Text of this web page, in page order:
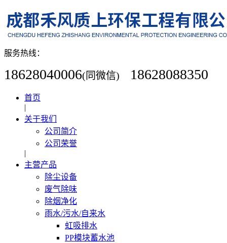
服务热线：
18628040006(同微信) 18628088350
首页
|
关于我们
公司简介
公司荣誉
|
主营产品
除尘设备
废气除味
除烟净化
雨水/污水/自来水
虹吸排水
PP模块蓄水池